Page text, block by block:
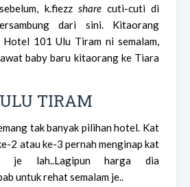
k.fiezz sharecuti-cuti di
dari sini. Kitaorang
101 Ulu Tiram ni semalam,
baby baru kitaorang ke Tiara
TIRAM
tak banyak pilihan hotel. Kat
2 atau ke-3 pernah menginap kat
lah..Lagipun harga dia
untuk rehat semalam je..